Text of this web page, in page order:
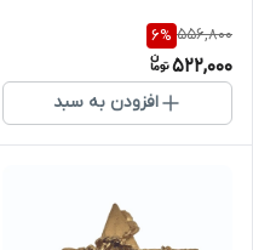
556,800
6%
522,000
افزودن به سبد